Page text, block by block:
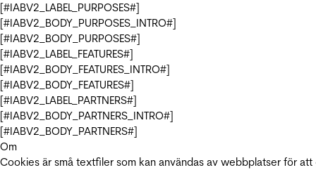
[#IABV2_LABEL_PURPOSES#]
[#IABV2_BODY_PURPOSES_INTRO#]
[#IABV2_BODY_PURPOSES#]
[#IABV2_LABEL_FEATURES#]
[#IABV2_BODY_FEATURES_INTRO#]
[#IABV2_BODY_FEATURES#]
[#IABV2_LABEL_PARTNERS#]
[#IABV2_BODY_PARTNERS_INTRO#]
[#IABV2_BODY_PARTNERS#]
Om
Cookies är små textfiler som kan användas av webbplatser för att